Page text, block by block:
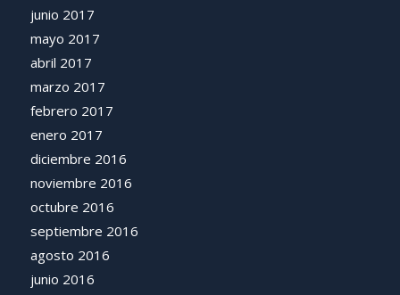
junio 2017
mayo 2017
abril 2017
marzo 2017
febrero 2017
enero 2017
diciembre 2016
noviembre 2016
octubre 2016
septiembre 2016
agosto 2016
junio 2016